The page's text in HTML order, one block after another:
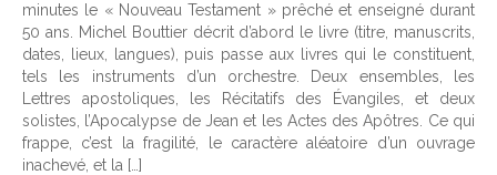
minutes le « Nouveau Testament » prêché et enseigné durant
50 ans. Michel Bouttier décrit d’abord le livre (titre, manuscrits,
dates, lieux, langues), puis passe aux livres qui le constituent,
tels les instruments d’un orchestre. Deux ensembles, les
Lettres apostoliques, les Récitatifs des Évangiles, et deux
solistes, l’Apocalypse de Jean et les Actes des Apôtres. Ce qui
frappe, c’est la fragilité, le caractère aléatoire d’un ouvrage
inachevé, et la […]